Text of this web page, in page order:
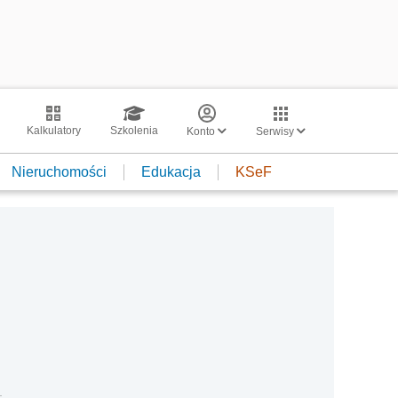
Kalkulatory Szkolenia Konto Serwisy
Nieruchomości Edukacja KSeF